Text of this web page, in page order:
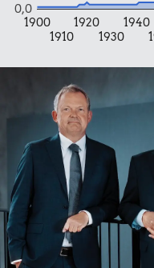
1900
1910
1920
1930
1940
0,0